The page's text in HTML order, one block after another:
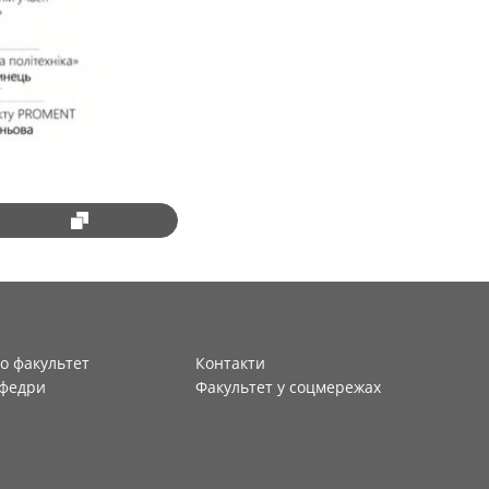
факультет
Контакти
Факультет у соцмережах